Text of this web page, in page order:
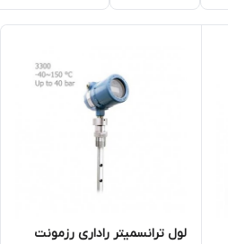
لول ترانسمیتر راداری رزمونت